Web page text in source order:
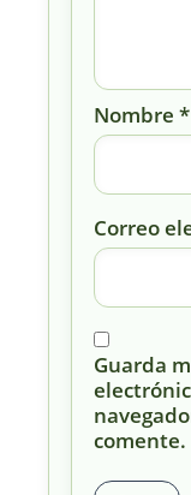
Nombre *
Correo
Guarda
comente.